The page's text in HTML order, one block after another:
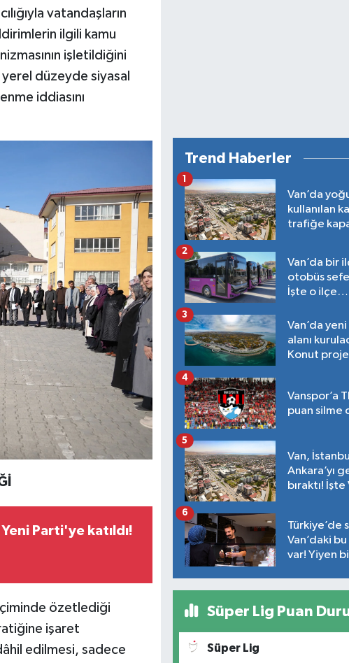
vatandaşların
ilgili kamu
işletildiğini
düzeyde siyasal
iddiasını
Parti'ye katıldı!
özetlediği
işaret
edilmesi, sadece
Trend Haberler
Van’da
kullanılan
trafiğe
1
Van’da bir
otobüs
İşte o ilçe…
2
Van’da
alanı
Konut
3
Vanspor’a
puan silme
4
Van,
Ankara’yı
bıraktı! İşte
5
Türkiye’de
Van’daki
var! Yiyen
6
Süper Lig Puan
Süper Lig